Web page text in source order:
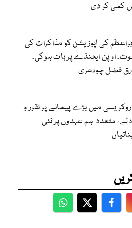
کمی کر دی
کی اپوزیشن کو مذاکرات کی
اوپن ایجنڈے پر بات ہوگی،
فضل چودھری
میں بڑے پیمانے پر تقرر و
متعدد اہم عہدوں پر نئی
WhatsApp
Twitter